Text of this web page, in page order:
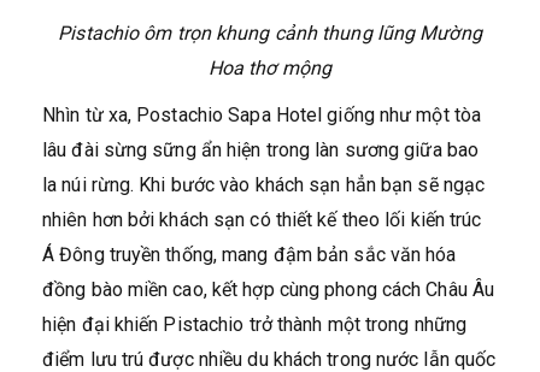
Pistachio ôm trọn khung cảnh thung lũng Mường
Hoa thơ mộng
Nhìn từ xa, Postachio Sapa Hotel giống như một tòa
lâu đài sừng sững ẩn hiện trong làn sương giữa bao
la núi rừng. Khi bước vào khách sạn hẳn bạn sẽ ngạc
nhiên hơn bởi khách sạn có thiết kế theo lối kiến trúc
Á Đông truyền thống, mang đậm bản sắc văn hóa
đồng bào miền cao, kết hợp cùng phong cách Châu Âu
hiện đại khiến Pistachio trở thành một trong những
điểm lưu trú được nhiều du khách trong nước lẫn quốc